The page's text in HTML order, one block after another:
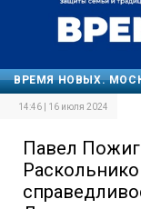
ВРЕМЯ НОВЫХ.
14:46 | 16 июля 2024
Павел